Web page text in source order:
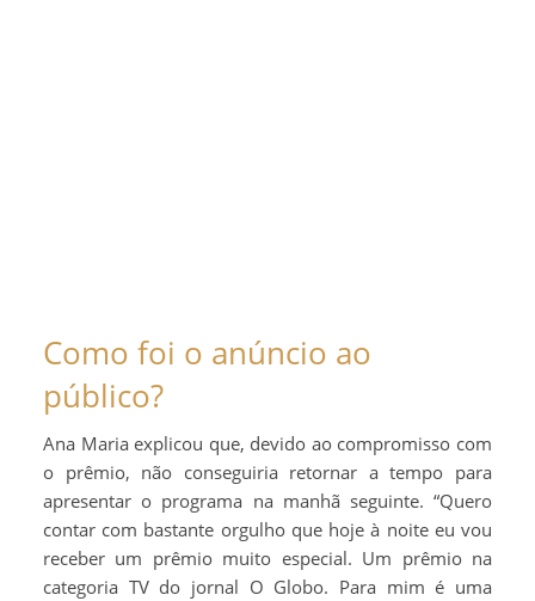
Como foi o anúncio ao
público?
Ana Maria explicou que, devido ao compromisso com
o prêmio, não conseguiria retornar a tempo para
apresentar o programa na manhã seguinte. “Quero
contar com bastante orgulho que hoje à noite eu vou
receber um prêmio muito especial. Um prêmio na
categoria TV do jornal O Globo. Para mim é uma